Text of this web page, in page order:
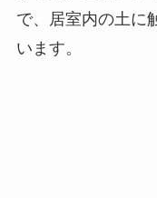
で、居室内の土に
います。